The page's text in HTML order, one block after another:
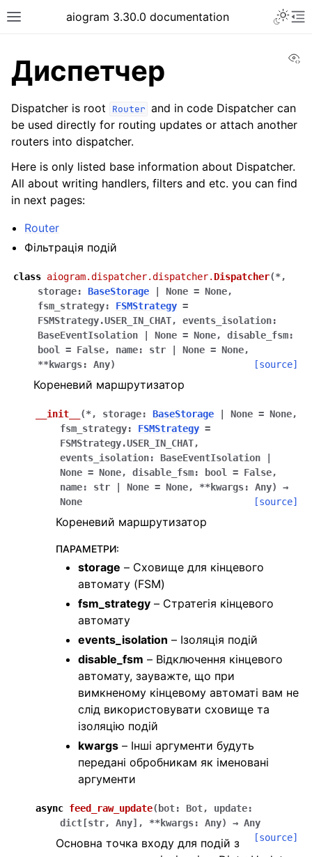
Toggle site navigation sidebar
aiogram 3.30.0 documentation
navigation of Бот API
navigation of Обробка подій
navigation of Фільтрування подій
navigation of Кінцевий автомат (FSM)
navigation of Обробники на основі класів
navigation of Утиліти
Диспетчер
Dispatcher is root Router and in code Dispatcher can
be used directly for routing updates or attach another
routers into dispatcher.
Here is only listed base information about Dispatcher.
All about writing handlers, filters and etc. you can find
in next pages:
Router
Фільтрація подій
class aiogram.dispatcher.dispatcher. Dispatcher(*,
storage: BaseStorage None = None,
fsm_strategy: FSMStrategy =
FSMStrategy.USER_IN_CHAT, events_isolation:
BaseEventIsolation
None = None, disable_fsm:
bool
= False, name: str None = None,
**kwargs: Any) [source]
Кореневий маршрутизатор
__init__ (*, storage: BaseStorage None = None,
fsm_strategy: FSMStrategy =
FSMStrategy.USER_IN_CHAT,
events_isolation: BaseEventIsolation
None = None, disable_fsm: bool = False,
name: str None = None, **kwargs: Any)
→
None
[source]
Кореневий маршрутизатор
ПАРАМЕТРИ:
storage – Сховище для кінцевого
автомату (FSM)
fsm_strategy – Стратегія кінцевого
автомату
events_isolation – Ізоляція подій
disable_fsm – Відключення кінцевого
автомату, зауважте, що при
вимкненому кінцевому автоматі вам не
слід використовувати сховище та
ізоляцію подій
kwargs – Інші аргументи будуть
передані обробникам як іменовані
аргументи
async feed_raw_update( bot: Bot, update:
dict [str, Any] , **kwargs: Any) → Any
[source]
Основна точка входу для подій з